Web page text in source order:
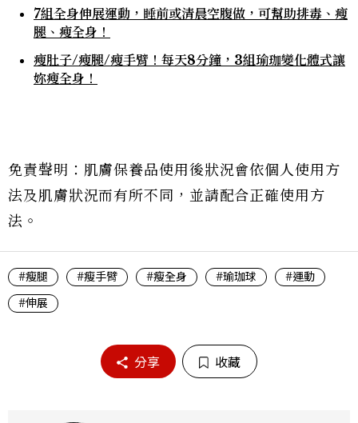
7組全身伸展運動，睡前或清晨空腹做，可幫助排毒、瘦
腿、瘦全身！
瘦肚子/瘦腿/瘦手臂！每天8分鐘，3組瑜珈變化體式讓
妳瘦全身！
免責聲明：肌膚保養品使用後狀況會依個人使用方
法及肌膚狀況而有所不同，並請配合正確使用方
法。
#瘦腿 #瘦手臂 #瘦全身 #瑜珈球
#運動
#伸展
分享 收藏